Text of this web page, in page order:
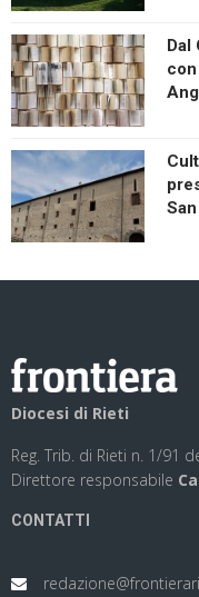
Dal
Diocesi di Rieti
Reg. Trib. di Rieti n. 1/91
Direttore responsabile
CONTATTI